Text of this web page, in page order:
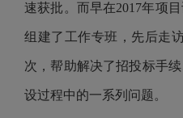
速获批。而早在2017年项
组建了工作专班，先后走
次，帮助解决了招投标手
设过程中的一系列问题。